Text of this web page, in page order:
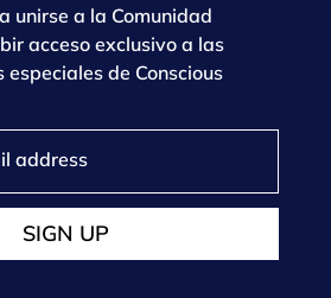
unirse a la Comunidad
acceso exclusivo a las
de Conscious
SIGN UP